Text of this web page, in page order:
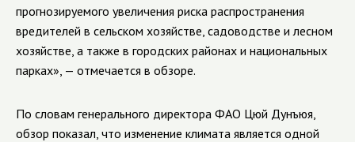
прогнозируемого увеличения риска распространения
вредителей в сельском хозяйстве, садоводстве и лесном
хозяйстве, а также в городских районах и национальных
парках», — отмечается в обзоре.
По словам генерального директора ФАО Цюй Дунъюя,
обзор показал, что изменение климата является одной